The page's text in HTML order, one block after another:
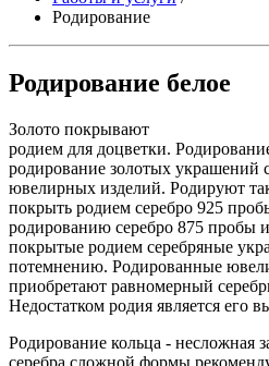
Родирование
Родирование белое
Золото покрывают
родием для доцветки.
родирование золотых украшений
ювелирных изделий. Родируют
покрыть родием серебро 925
родированию серебро 875 пробы
покрытые родием серебряные
потемнению. Родированные
приобретают равномерный
Недостатком родия является его
Родирование кольца - несложная
серебра сложной формы